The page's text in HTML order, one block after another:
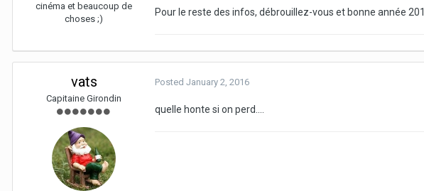
cinéma et beaucoup de
choses ;)
Pour le reste des infos, débrouillez-vous et bonne année
vats
Capitaine Girondin
Posted January 2, 2016
quelle honte si on perd....